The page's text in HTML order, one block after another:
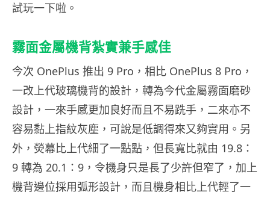
試玩一下啦。
霧面金屬機背紮實兼手感佳
今次 OnePlus 推出 9 Pro，相比 OnePlus 8 Pro，
一改上代玻璃機背的設計，轉為今代金屬霧面磨砂
設計，一來手感更加良好而且不易跣手，二來亦不
容易黏上指紋灰塵，可說是低調得來又夠實用。另
外，熒幕比上代細了一點點，但長寬比就由 19.8：
9 轉為 20.1：9，令機身只是長了少許但窄了，加上
機背邊位採用弧形設計，而且機身相比上代輕了一